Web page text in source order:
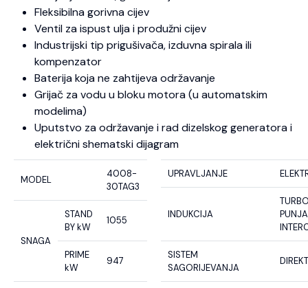
Fleksibilna gorivna cijev
Ventil za ispust ulja i produžni cijev
Industrijski tip prigušivača, izduvna spirala ili
kompenzator
Baterija koja ne zahtijeva održavanje
Grijač za vodu u bloku motora (u automatskim
modelima)
Uputstvo za održavanje i rad dizelskog generatora i
električni shematski dijagram
MODEL
4008-
30TAG3
SNAGA
STAND
BY kW
1055
PRIME
kW
947
UPRAVLJANJE
INDUKCIJA
SISTEM
SAGORIJEVANJA